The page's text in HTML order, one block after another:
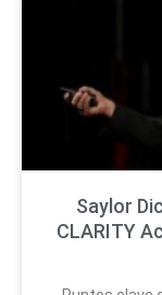
Saylor
CLARITY